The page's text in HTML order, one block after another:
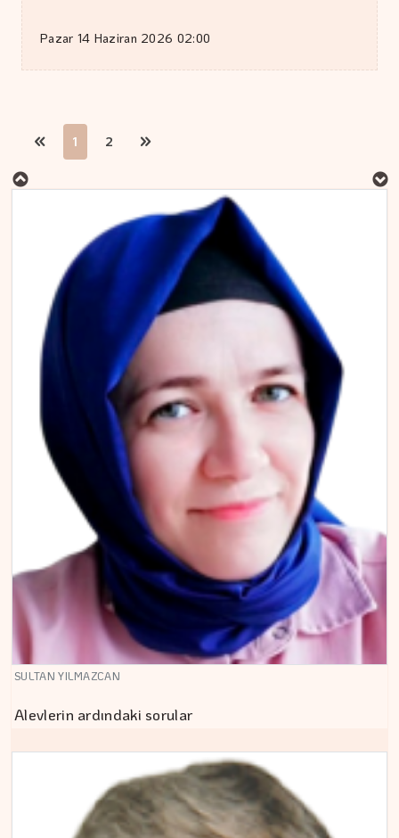
Pazar 14 Haziran 2026 02:00
1 2
Aç kalan sadece mideniz…
SULTAN YILMAZCAN
Alevlerin ardındaki sorular